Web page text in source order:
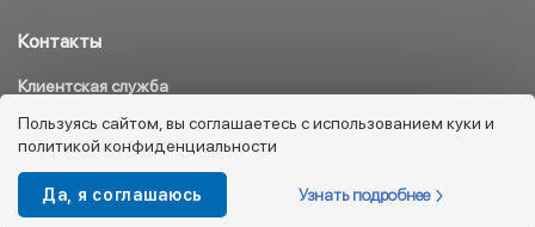
Контакты
Клиентская служба
8 800 333 08 45
info@kotofey.ru
Магазины в Москва (50)
Пользуясь сайтом, вы соглашаетесь с использованием куки и
политикой конфиденциальности
Да, я соглашаюсь Узнать подробнее